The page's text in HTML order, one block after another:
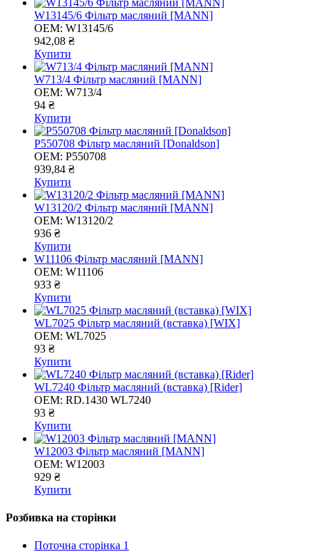
W13145/6 Фільтр масляний [MANN]
OEM: W13145/6
942,08 ₴
Купити
W713/4 Фільтр масляний [MANN]
OEM: W713/4
94 ₴
Купити
P550708 Фільтр масляний [Donaldson]
OEM: P550708
939,84 ₴
Купити
W13120/2 Фільтр масляний [MANN]
OEM: W13120/2
936 ₴
Купити
W11106 Фільтр масляний [MANN]
OEM: W11106
933 ₴
Купити
WL7025 Фільтр масляний (вставка) [WIX]
OEM: WL7025
93 ₴
Купити
WL7240 Фільтр масляний (вставка) [Rider]
OEM: RD.1430 WL7240
93 ₴
Купити
W12003 Фільтр масляний [MANN]
OEM: W12003
929 ₴
Купити
Розбивка на сторінки
Поточна сторінка 1